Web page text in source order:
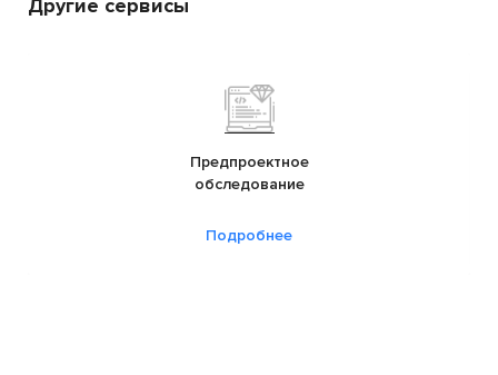
Другие сервисы
Предпроектное
обследование
Подробнее